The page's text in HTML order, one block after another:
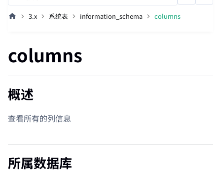
3.x 系统表 information_schema columns
columns
概述
查看所有的列信息
所属数据库